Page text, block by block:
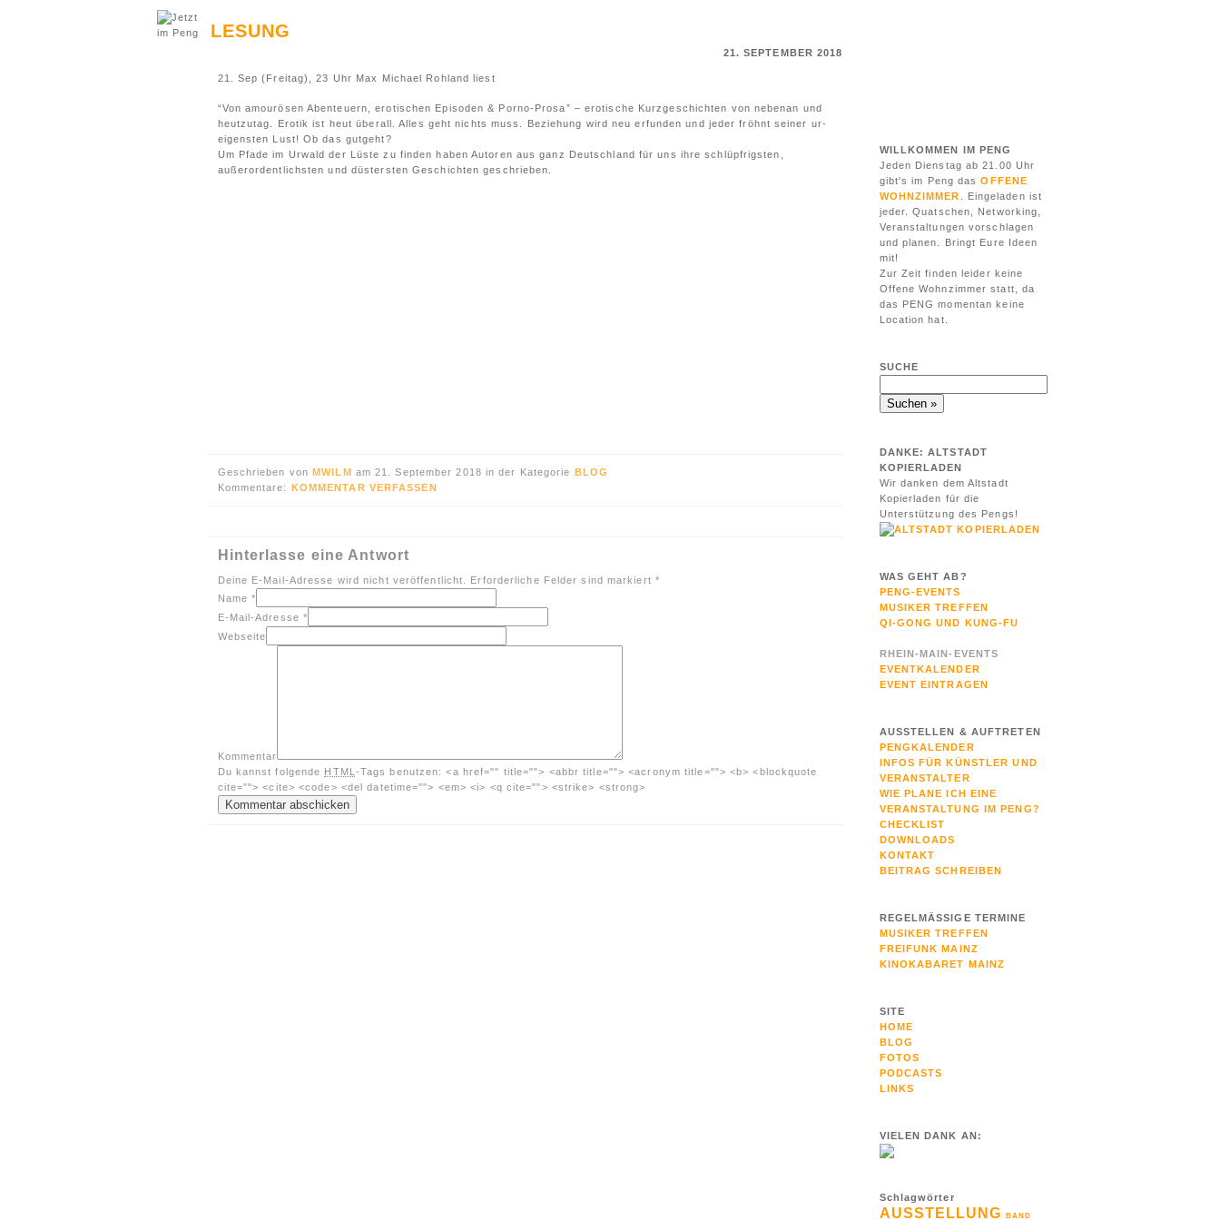
LESUNG
21. SEPTEMBER 2018
21. Sep (Freitag), 23 Uhr Max Michael Rohland liest
“Von amourösen Abenteuern, erotischen Episoden & Porno-Prosa” – erotische Kurzgeschichten von nebenan und
heutzutag. Erotik ist heut überall. Alles geht nichts muss. Beziehung wird neu erfunden und jeder fröhnt seiner ur-
eigensten Lust! Ob das gutgeht?
Um Pfade im Urwald der Lüste zu finden haben Autoren aus ganz Deutschland für uns ihre schlüpfrigsten,
außerordentlichsten und düstersten Geschichten geschrieben.
Geschrieben vonMWILM am 21. September 2018 in der Kategorie BLOG
Kommentare: KOMMENTAR VERFASSEN
Hinterlasse eine Antwort
Deine E-Mail-Adresse wird nicht veröffentlicht. Erforderliche Felder sind markiert *
Name *
E-Mail-Adresse *
Webseite
Kommentar
Du kannst folgende HTML -Tags benutzen:<a href="" title=""> <abbr title=""> <acronym title=""> <b> <blockquote
cite=""> <cite> <code> <del datetime=""> <em> <i> <q cite=""> <strike> <strong>
WILLKOMMEN IM PENG
Jeden Dienstag ab 21.00 Uhr
gibt's im Peng dasOFFENE
WOHNZIMMER
. Eingeladen ist
jeder. Quatschen, Networking,
Veranstaltungen vorschlagen
und planen. Bringt Eure Ideen
mit!
Zur Zeit finden leider keine
Offene Wohnzimmer statt, da
das PENG momentan keine
Location hat.
SUCHE
DANKE: ALTSTADT
KOPIERLADEN
Wir danken dem Altstadt
Kopierladen für die
Unterstützung des Pengs!
WAS GEHT AB?
PENG-EVENTS
MUSIKER TREFFEN
QI-GONG UND KUNG-FU
RHEIN-MAIN-EVENTS
EVENTKALENDER
EVENT EINTRAGEN
AUSSTELLEN & AUFTRETEN
PENGKALENDER
INFOS FÜR KÜNSTLER UND
VERANSTALTER
WIE PLANE ICH EINE
VERANSTALTUNG IM PENG?
CHECKLIST
DOWNLOADS
KONTAKT
BEITRAG SCHREIBEN
REGELMÄSSIGE TERMINE
MUSIKER TREFFEN
FREIFUNK MAINZ
KINOKABARET MAINZ
SITE
HOME
BLOG
FOTOS
PODCASTS
LINKS
VIELEN DANK AN:
Schlagwörter
AUSSTELLUNG BAND